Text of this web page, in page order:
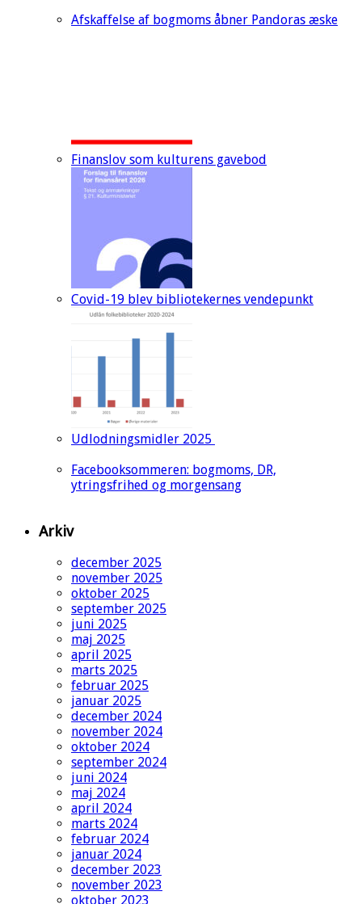
Afskaffelse af bogmoms åbner Pandoras æske
Finanslov som kulturens gavebod
Covid-19 blev bibliotekernes vendepunkt
Udlodningsmidler 2025
Facebooksommeren: bogmoms, DR,
ytringsfrihed og morgensang
Arkiv
december 2025
november 2025
oktober 2025
september 2025
juni 2025
maj 2025
april 2025
marts 2025
februar 2025
januar 2025
december 2024
november 2024
oktober 2024
september 2024
juni 2024
maj 2024
april 2024
marts 2024
februar 2024
januar 2024
december 2023
november 2023
oktober 2023